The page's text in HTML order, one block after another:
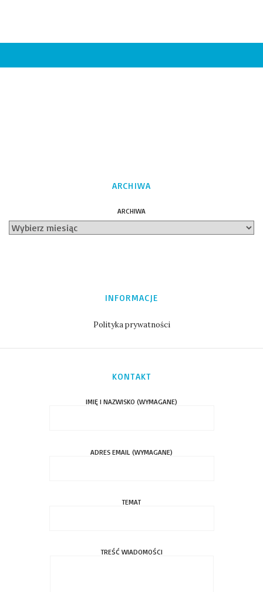
ARCHIWA
ARCHIWA
INFORMACJE
Polityka prywatności
KONTAKT
IMIĘ I NAZWISKO (WYMAGANE)
ADRES EMAIL (WYMAGANE)
TEMAT
TREŚĆ WIADOMOŚCI